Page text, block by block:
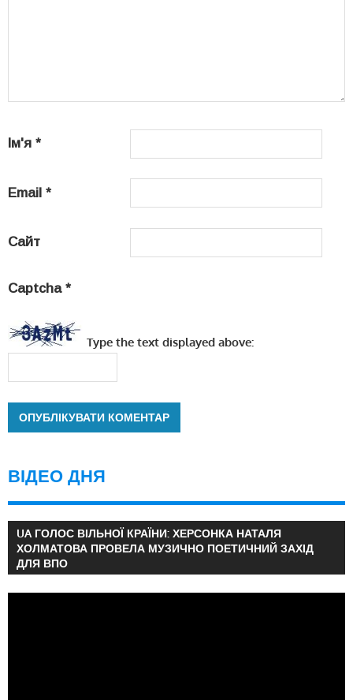
Ім'я *
Email *
Сайт
Captcha *
Type the text displayed above:
ВІДЕО ДНЯ
UA ГОЛОС ВІЛЬНОЇ КРАЇНИ: ХЕРСОНКА НАТАЛЯ
ХОЛМАТОВА ПРОВЕЛА МУЗИЧНО ПОЕТИЧНИЙ ЗАХІД
ДЛЯ ВПО